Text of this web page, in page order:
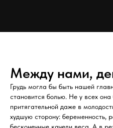
Между нами,
Грудь могла бы быть нашей
становится болью. Не у всех
притягательной даже в
худшую сторону: беременность,